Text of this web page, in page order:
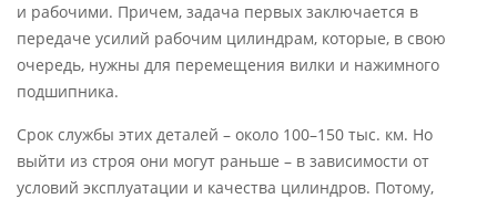
и рабочими. Причем, задача первых заключается в
передаче усилий рабочим цилиндрам, которые, в свою
очередь, нужны для перемещения вилки и нажимного
подшипника.
Срок службы этих деталей – около 100–150 тыс. км. Но
выйти из строя они могут раньше – в зависимости от
условий эксплуатации и качества цилиндров. Потому,